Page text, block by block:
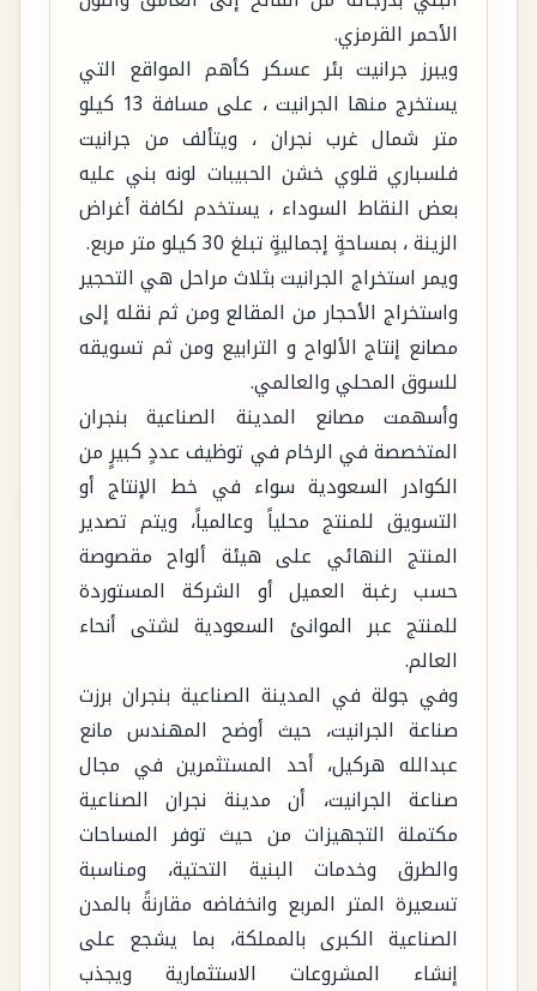
الأحمر القرمزي.
ويبرز جرانيت بئر عسكر كأهم المواقع التي
يستخرج منها الجرانيت ، على مسافة 13 كيلو
متر شمال غرب نجران ، ويتألف من جرانيت
فلسباري قلوي خشن الحبيبات لونه بني عليه
بعض النقاط السوداء ، يستخدم لكافة أغراض
الزينة ، بمساحةٍ إجماليةٍ تبلغ 30 كيلو متر مربع.
ويمر استخراج الجرانيت بثلاث مراحل هي التحجير
واستخراج الأحجار من المقالع ومن ثم نقله إلى
مصانع إنتاج الألواح و الترابيع ومن ثم تسويقه
للسوق المحلي والعالمي.
وأسهمت مصانع المدينة الصناعية بنجران
المتخصصة في الرخام في توظيف عددٍ كبيرٍ من
الكوادر السعودية سواء في خط الإنتاج أو
التسويق للمنتج محلياً وعالمياً، ويتم تصدير
المنتج النهائي على هيئة ألواح مقصوصة
حسب رغبة العميل أو الشركة المستوردة
للمنتج عبر الموانئ السعودية لشتى أنحاء
العالم.
وفي جولة في المدينة الصناعية بنجران برزت
صناعة الجرانيت، حيث أوضح المهندس مانع
عبدالله هركيل، أحد المستثمرين في مجال
صناعة الجرانيت، أن مدينة نجران الصناعية
مكتملة التجهيزات من حيث توفر المساحات
والطرق وخدمات البنية التحتية، ومناسبة
تسعيرة المتر المربع وانخفاضه مقارنةً بالمدن
الصناعية الكبرى بالمملكة، بما يشجع على
إنشاء المشروعات الاستثمارية ويجذب